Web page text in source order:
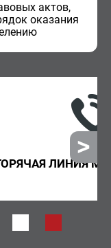
актов,
ока­за­ния
КБР